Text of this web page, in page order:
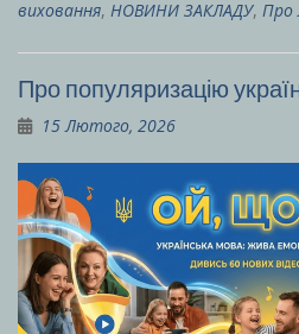
виховання, НОВИНИ ЗАКЛАДУ, Про
Про популяризацію
15 Лютого, 2026